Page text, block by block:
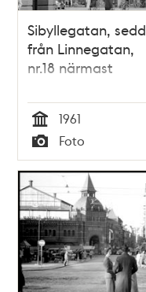
Sibyllegatan, sedd
från Linnegatan,
nr.18 närmast
Tid
1961
Typ
Foto